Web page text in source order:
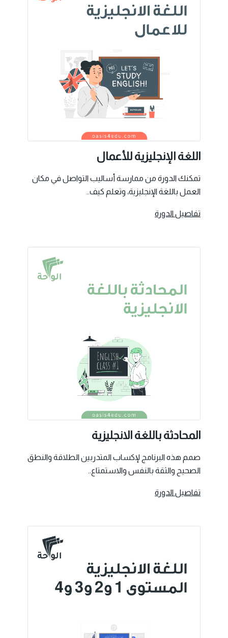
اللغة الإنجليزية للأعمال
تمكنك الدورة من ممارسة أساليب التواصل في مكان
العمل باللغة الإنجليزية، وتعلم كيف..
تفاصيل الدورة
المحادثة باللغة الانجليزية
صمم هذه البرنامج لإكساب المتدربين الطلاقة والنطق
الصحيح والثقة بالنفس والاستمتاع..
تفاصيل الدورة